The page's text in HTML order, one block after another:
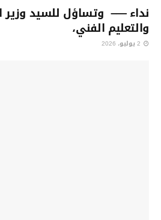
نداء —– وتساؤل للسيد وزير
والتعليم الفني،